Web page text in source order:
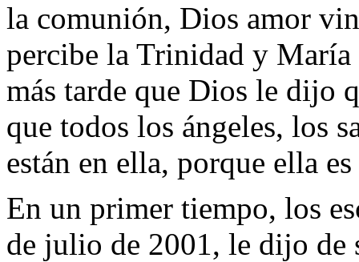
la comunión, Dios amor
percibe la Trinidad y María
más tarde que Dios le dijo
que todos los ángeles, los
están en ella, porque ella
En un primer tiempo, los
de julio de 2001, le dijo de